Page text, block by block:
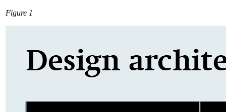
Figure 1